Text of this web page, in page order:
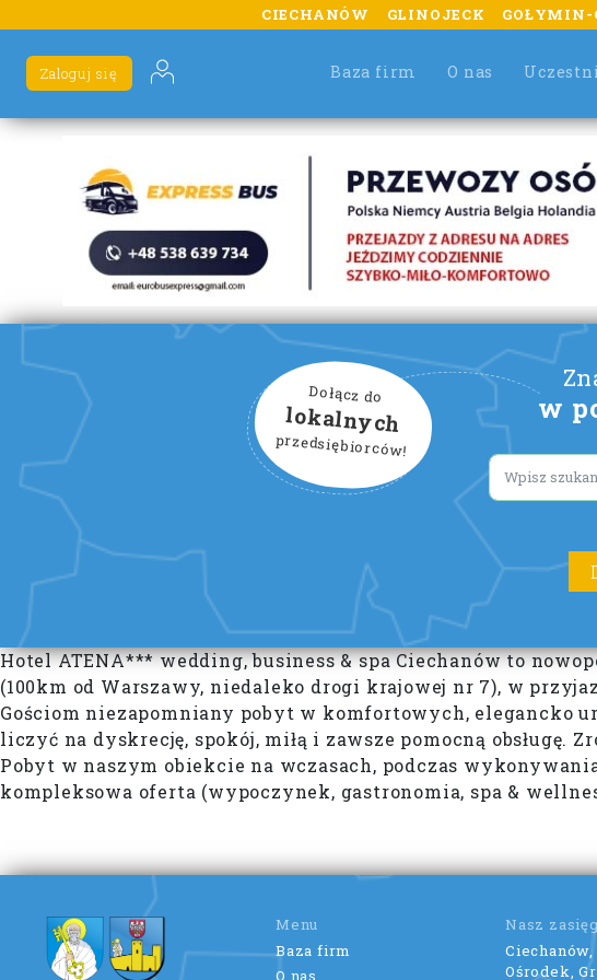
CIECHANÓW GLINOJECK GOŁYMIN-
Baza firm O nas
Zaloguj się
w
Dołącz do
lokalnych
przedsiębiorców!
Lorem
Hotel ATENA*** wedding, business & spa Ciechanów to
(100km od Warszawy, niedaleko drogi krajowej nr 7), w
Gościom niezapomniany pobyt w komfortowych, elegancko
liczyć na dyskrecję, spokój, miłą i zawsze pomocną obsługę.
Pobyt w naszym obiekcie na wczasach, podczas
kompleksowa oferta (wypoczynek, gastronomia, spa &
Menu
Baza firm
O nas
Nasz
Ośrodek,